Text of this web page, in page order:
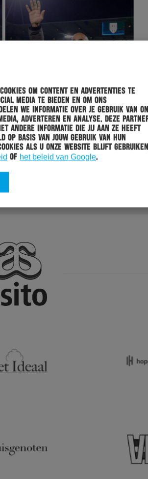
om content en advertenties te
media te bieden en om ons
we informatie over je gebruik van
adverteren en analyse. Deze
andere informatie die jij aan ze heeft
basis van jouw gebruik van hun
als u onze website blijft
of het beleid van Google.